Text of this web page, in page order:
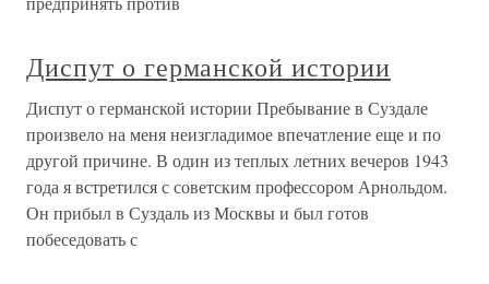
Диспут о германской истории
Диспут о германской истории Пребывание в Суздале
произвело на меня неизгладимое впечатление еще и по
другой причине. В один из теплых летних вечеров 1943
года я встретился с советским профессором Арнольдом.
Он прибыл в Суздаль из Москвы и был готов
побеседовать с